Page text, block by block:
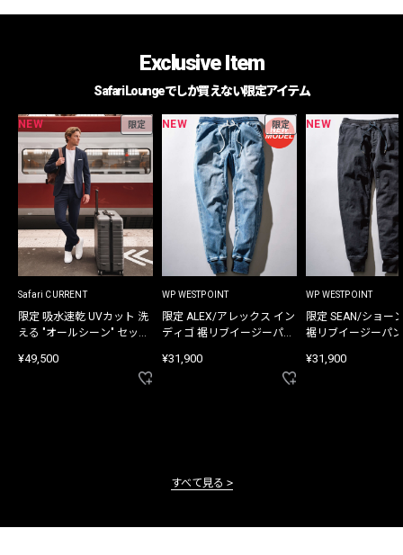
Exclusive Item
Safari Loungeでしか買えない限定アイテム
NEW 限定
Safari CURRENT
限定 吸水速乾 UVカット 洗
える "オールシーン" セット
¥49,500
NEW 限定
WP WESTPOINT
限定 ALEX/アレックス イン
ディゴ 裾リブイージーパン
¥31,900
NEW
WP WESTPOINT
限定 SEAN/ショー
裾リブイージーパ
¥31,900
すべて見る